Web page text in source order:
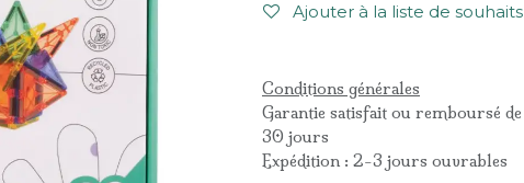
Ajouter à la liste de souhaits
Conditions générales
Garantie satisfait ou remboursé de
30 jours
Expédition : 2-3 jours ouvrables